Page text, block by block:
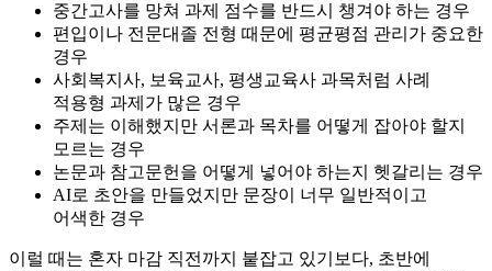
중간고사를 망쳐 과제 점수를 반드시 챙겨야 하는 경우
편입이나 전문대졸 전형 때문에 평균평점 관리가 중요한
경우
사회복지사, 보육교사, 평생교육사 과목처럼 사례
적용형 과제가 많은 경우
주제는 이해했지만 서론과 목차를 어떻게 잡아야 할지
모르는 경우
논문과 참고문헌을 어떻게 넣어야 하는지 헷갈리는 경우
AI로 초안을 만들었지만 문장이 너무 일반적이고
어색한 경우
이럴 때는 혼자 마감 직전까지 붙잡고 있기보다, 초반에